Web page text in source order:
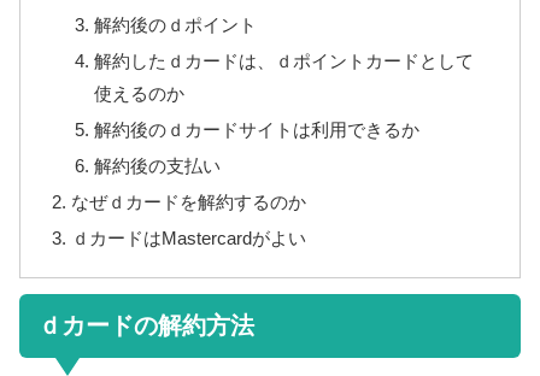
解約後のｄポイント
解約したｄカードは、ｄポイントカードとして
使えるのか
解約後のｄカードサイトは利用できるか
解約後の支払い
なぜｄカードを解約するのか
ｄカードはMastercardがよい
ｄカードの解約方法